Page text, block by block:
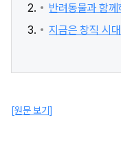
반려동물과 함
지금은 창직 시
[원문 보기]